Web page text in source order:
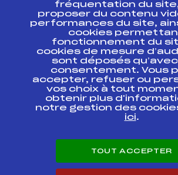
Ressources
Pass’Neige
Projet sportif fédéral
Projet de performance
Antidopage
Pôle Développement,
Scientifique
Listes ministérielles
Pôle vie de l’athlète
Carrières
fréquentation du
proposer du contenu
performances du site,
cookies
fonctionnement du
cookies de mesure
sont déposés
consentement. Vous
accepter, refuser ou
vos choix à tout
obtenir plus
notre gestion des
ici.
TOUT ACCEPTER